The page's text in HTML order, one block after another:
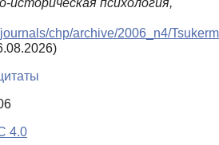
историческая психология,
chp/archive/2006_n4/
4.0